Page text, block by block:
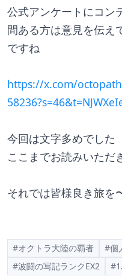
公式アンケートにコン
間ある方は意見を伝え
ですね
https://x.com/
今回は文字多めでした
ここまでお読みいただ
それでは皆様良き旅を
#オクトラ大陸の覇者 #個
#波闘の写記ランクEX2
#1